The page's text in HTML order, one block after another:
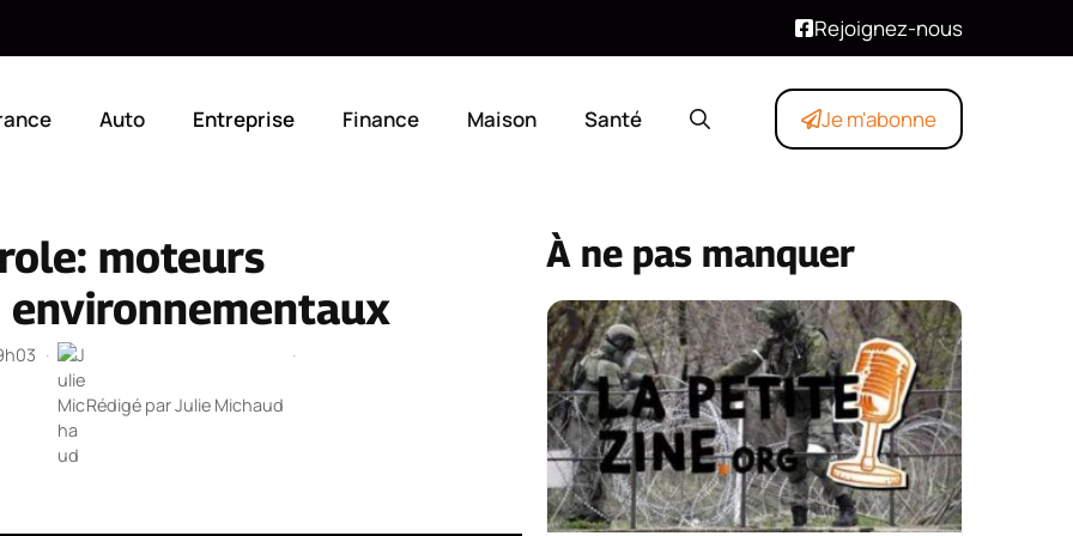
Rejoignez-nous
Auto Entreprise Finance Maison Santé Je m'abonne
moteurs
·
Rédigé parJulie Michaud
·
À ne pas manquer